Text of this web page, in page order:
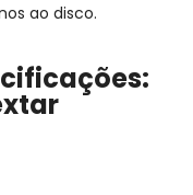
ao disco.